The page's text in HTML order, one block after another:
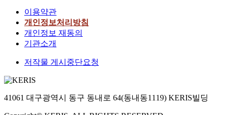
이용약관
개인정보처리방침
개인정보 재동의
기관소개
저작물 게시중단요청
41061 대구광역시 동구 동내로 64(동내동1119) KERIS빌딩